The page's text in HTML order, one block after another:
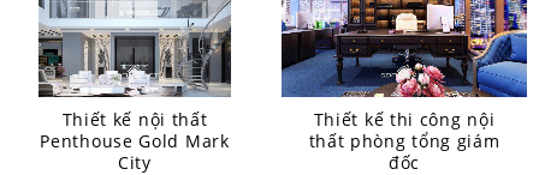
Thiết kế nội thất
Penthouse Gold Mark
City
Thiết kế thi công nội
thất phòng tổng giám
đốc